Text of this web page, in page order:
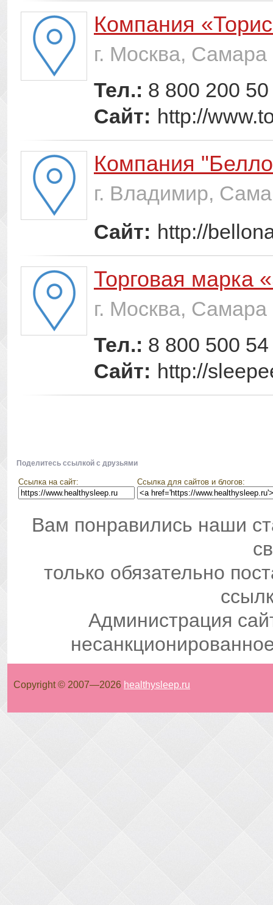
Компания
г. Москва, Самара
Тел.: 8 800 200
Сайт: http://
Компания
г. Владимир,
Сайт: http://
Торговая марка
г. Москва, Самара
Тел.: 8 800 500
Сайт: http://
Поделитесь ссылкой с друзьями
Ссылка на сайт: Ссылка для сайтов и блогов:
Вам понравились наши
только обязательно
Администрация
Copyright © 2007—2026 healthysleep.ru